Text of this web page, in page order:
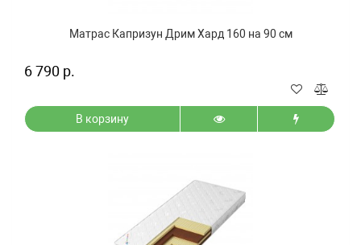
Матрас Капризун Дрим Хард 160 на 90 см
6 790 р.
В корзину